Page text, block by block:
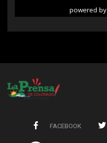
powered by
FACEBOOK